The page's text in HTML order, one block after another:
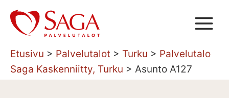
Siirry
sisältöön
Etusivu > Palvelutalot > Turku > Palvelutalo
Saga Kaskenniitty, Turku > Asunto A127